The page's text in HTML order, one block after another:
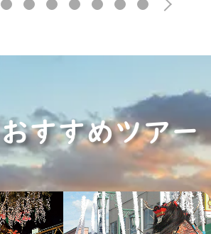
おすすめツアー